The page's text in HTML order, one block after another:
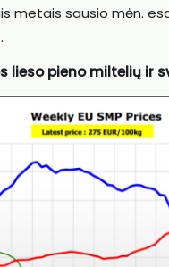
metais sausio mėn.
lieso pieno miltelių ir